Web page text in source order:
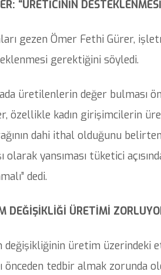
“ÜRETİCİNİN
gezen Ömer Fethi Gürer,
gerektiğini söyledi.
üretilenlerin değer bulması
özellikle kadın girişimcilerin
dahi ithal olduğunu
olarak yansıması tüketici
dedi.
DEĞİŞİKLİĞİ ÜRETİMİ
değişikliğinin üretim üzerindeki
önceden tedbir almak zorunda